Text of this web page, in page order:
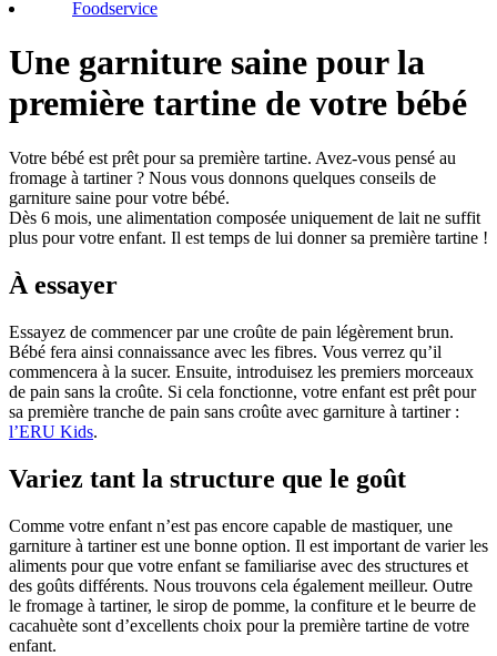
Foodservice
Une garniture saine pour la
première tartine de votre bébé
Votre bébé est prêt pour sa première tartine. Avez-vous pensé au
fromage à tartiner ? Nous vous donnons quelques conseils de
garniture saine pour votre bébé.
Dès 6 mois, une alimentation composée uniquement de lait ne suffit
plus pour votre enfant. Il est temps de lui donner sa première tartine !
À essayer
Essayez de commencer par une croûte de pain légèrement brun.
Bébé fera ainsi connaissance avec les fibres. Vous verrez qu’il
commencera à la sucer. Ensuite, introduisez les premiers morceaux
de pain sans la croûte. Si cela fonctionne, votre enfant est prêt pour
sa première tranche de pain sans croûte avec garniture à tartiner :
l’ERU Kids.
Variez tant la structure que le goût
Comme votre enfant n’est pas encore capable de mastiquer, une
garniture à tartiner est une bonne option. Il est important de varier les
aliments pour que votre enfant se familiarise avec des structures et
des goûts différents. Nous trouvons cela également meilleur. Outre
le fromage à tartiner, le sirop de pomme, la confiture et le beurre de
cacahuète sont d’excellents choix pour la première tartine de votre
enfant.